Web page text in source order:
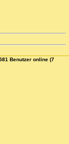
Benutzer online (7